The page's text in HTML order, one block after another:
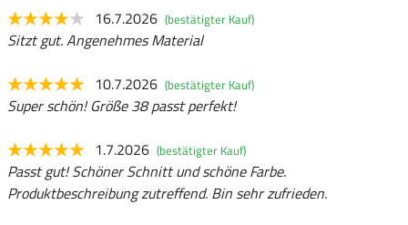
16.7.2026 (bestätigter Kauf)
Sitzt gut. Angenehmes Material
10.7.2026 (bestätigter Kauf)
Super schön! Größe 38 passt perfekt!
1.7.2026 (bestätigter Kauf)
Passt gut! Schöner Schnitt und schöne Farbe.
Produktbeschreibung zutreffend. Bin sehr zufrieden.